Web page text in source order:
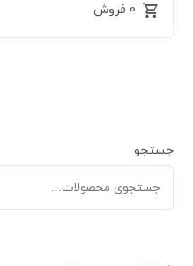
0 فروش
جستجو